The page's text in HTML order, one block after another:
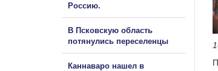
Россию.
В Псковскую область
потянулись переселенцы
Каннаваро нашел в